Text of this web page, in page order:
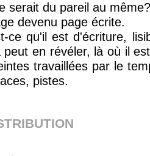
serait du pareil au même?
devenu page écrite.
ce qu'il est d'écriture,
peut en révéler, là où il
travaillées par le
pistes.